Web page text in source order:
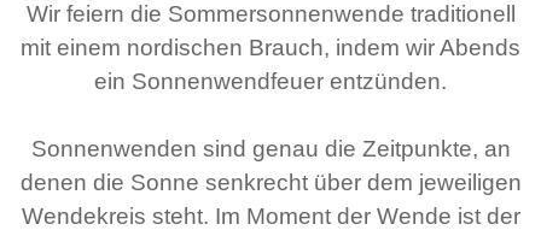
Wir feiern die Sommersonnenwende traditionell
mit einem nordischen Brauch, indem wir Abends
ein Sonnenwendfeuer entzünden.
Sonnenwenden sind genau die Zeitpunkte, an
denen die Sonne senkrecht über dem jeweiligen
Wendekreis steht. Im Moment der Wende ist der